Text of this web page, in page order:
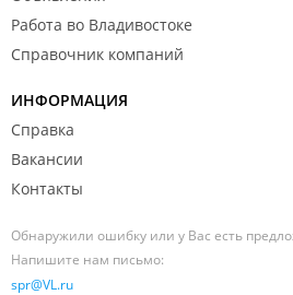
указано в графике работы
Несколько раз посещала филиал,
оговорили с сотрудником
когда он будет на месте
К моему удивлению, сотрудник
Далее сотрудник уведомил, что
будет произведена в течении 14
Спустя почти месяц связалась с
Работа во Владивостоке
Справочник компаний
ИНФОРМАЦИЯ
Справка
Вакансии
Контакты
Обнаружили ошибку или у Вас есть
Напишите нам письмо:
spr@VL.ru